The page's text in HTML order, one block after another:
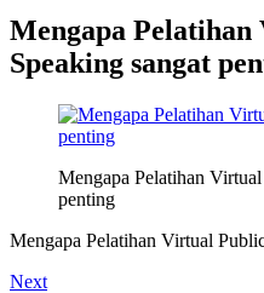
Mengapa
Speaking sangat
Mengapa Pelatihan
penting
Mengapa Pelatihan Virtual
Next